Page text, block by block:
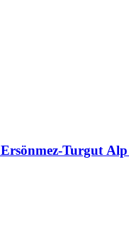
Turgut Alp